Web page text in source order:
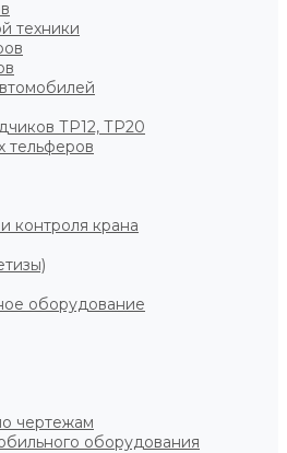
техники
ТР12, ТР20
тельферов
контроля крана
оборудование
чертежам
оборудования